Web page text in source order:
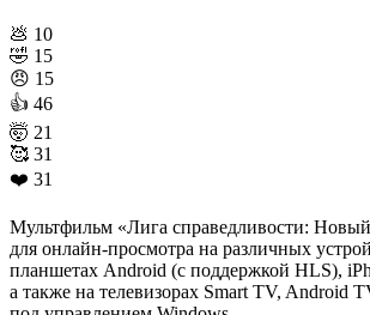
💩 10
🤣 15
😠 15
👍 46
🤯 21
🥰 31
❤️ 31
Мультфильм «Лига справедливости: Новый
для онлайн-просмотра на различных
планшетах Android (с поддержкой HLS),
а также на телевизорах Smart TV, Android